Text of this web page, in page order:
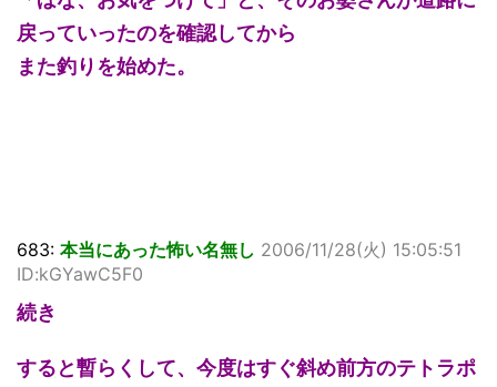
戻っていったのを確認してから
また釣りを始めた。
683: 本当にあった怖い名無し 2006/11/28(火) 15:05:51
ID:kGYawC5F0
続き
すると暫らくして、今度はすぐ斜め前方のテトラポ